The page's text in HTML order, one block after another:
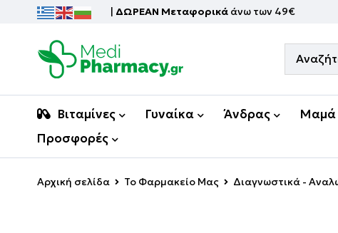
| ΔΩΡΕΑΝ Μεταφορικά άνω των 49€
Βιταμίνες Γυναίκα Άνδρας Μαμά
Προσφορές
Αρχική σελίδα Το Φαρμακείο Μας Διαγνωστικά -